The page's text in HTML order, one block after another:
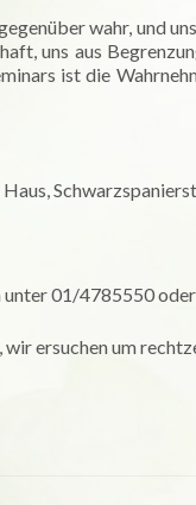
wahr, und
uns aus
ist die
unter 01/4785550
ersuchen um